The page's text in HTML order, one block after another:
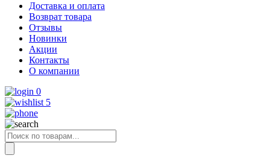
Доставка и оплата
Возврат товара
Отзывы
Новинки
Акции
Контакты
О компании
0
5
Поиск
товаров